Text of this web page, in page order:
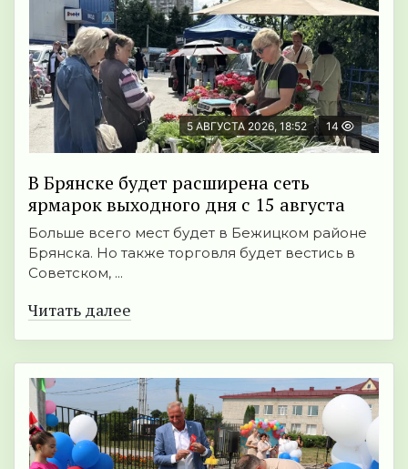
5 АВГУСТА 2026, 18:52 14
В Брянске будет расширена сеть
ярмарок выходного дня с 15 августа
Больше всего мест будет в Бежицком районе
Брянска. Но также торговля будет вестись в
Советском, ...
Читать далее